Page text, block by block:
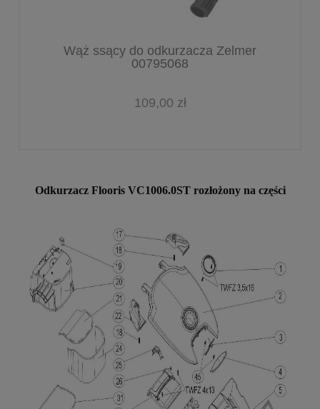
Wąż ssący do odkurzacza Zelmer
00795068
109,00 zł
Odkurzacz Flooris VC1006.0ST rozłożony na części